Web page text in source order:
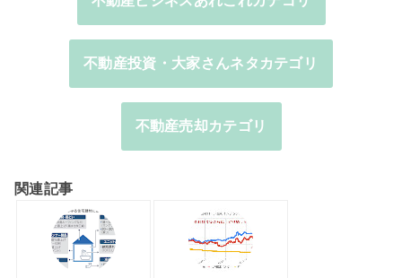
不動産投資・大家さんネタカテゴリ
不動産売却カテゴリ
関連記事